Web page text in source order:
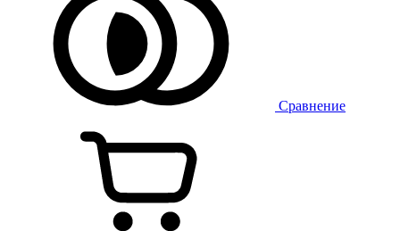
Сравнение